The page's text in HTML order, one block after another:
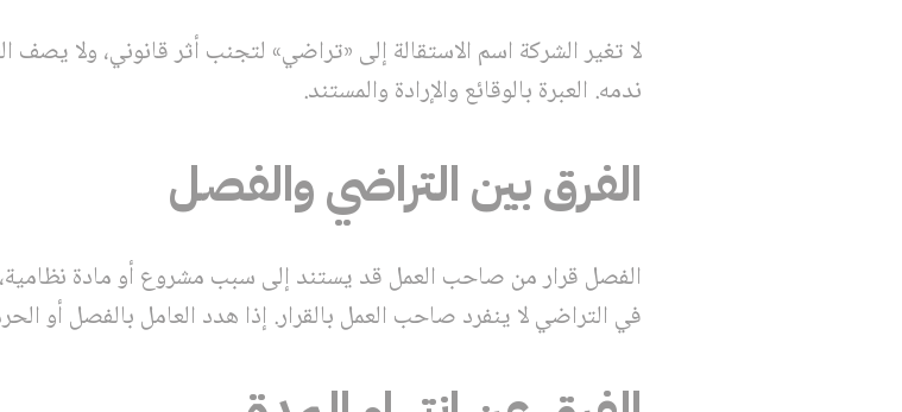
لا تغير الشركة اسم الاستقالة إلى «تراضي» لتجنب أثر قانوني، ولا يصف
ندمه. العبرة بالوقائع والإرادة والمستند.
الفرق بين التراضي والفصل
الفصل قرار من صاحب العمل قد يستند إلى سبب مشروع أو مادة
في التراضي لا ينفرد صاحب العمل بالقرار. إذا هدد العامل بالفصل أو